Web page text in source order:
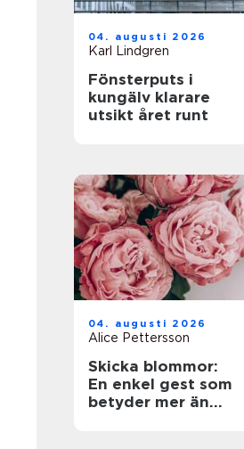
04. augusti 2026
Karl Lindgren
Fönsterputs i
kungälv klarare
utsikt året runt
04. augusti 2026
Alice Pettersson
Skicka blommor:
En enkel gest som
betyder mer än